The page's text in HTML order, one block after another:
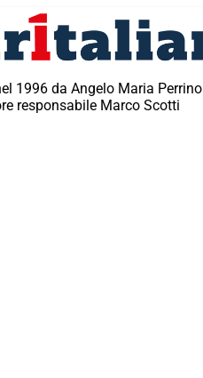
1996 da Angelo Maria Perrino
responsabile Marco Scotti